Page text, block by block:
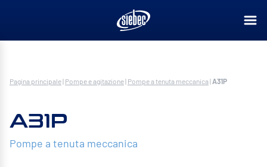
Pagina principale| Pompe e agitazione| Pompe a tenuta meccanica|A31P
A31P
Pompe a tenuta meccanica